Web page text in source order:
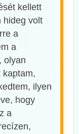
kellett
hideg volt
a
a
olyan
kaptam,
ilyen
hogy
a